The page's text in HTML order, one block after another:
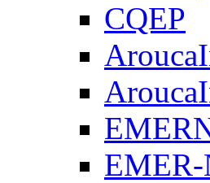
CQEP